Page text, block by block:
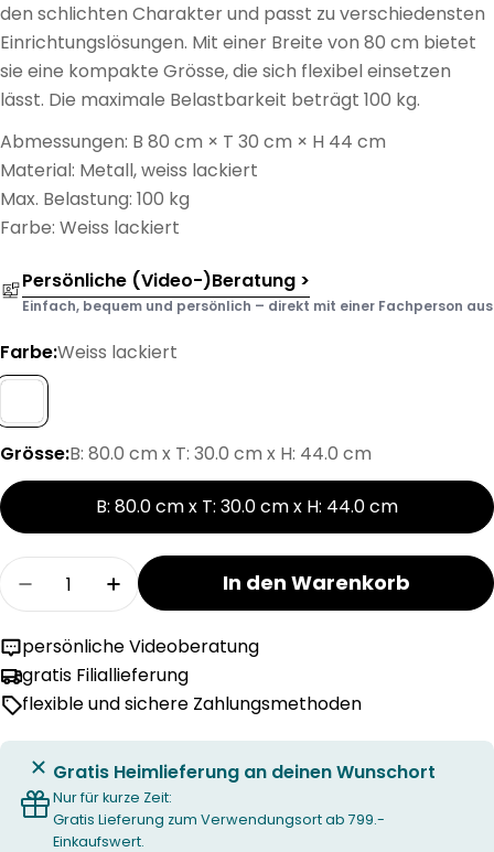
den schlichten Charakter und passt zu verschiedensten
Einrichtungslösungen. Mit einer Breite von 80 cm bietet
sie eine kompakte Grösse, die sich flexibel einsetzen
lässt. Die maximale Belastbarkeit beträgt 100 kg.
Abmessungen: B 80 cm × T 30 cm × H 44 cm
Material: Metall, weiss lackiert
Max. Belastung: 100 kg
Farbe: Weiss lackiert
Persönliche (Video-)Beratung >
Einfach, bequem und persönlich – direkt mit einer Fachperson aus
Farbe:Weiss lackiert
Grösse:B: 80.0 cm x T: 30.0 cm x H: 44.0 cm
B: 80.0 cm x T: 30.0 cm x H: 44.0 cm
Menge
Menge für NAYA Bank verringern
Menge für NAYA Bank erhöhen
In den Warenkorb
persönliche Videoberatung
gratis Filiallieferung
flexible und sichere Zahlungsmethoden
Gratis Heimlieferung an deinen Wunschort
Nur für kurze Zeit:
Gratis Lieferung zum Verwendungsort ab 799.-
Einkaufswert.